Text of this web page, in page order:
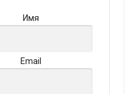
Имя
Email